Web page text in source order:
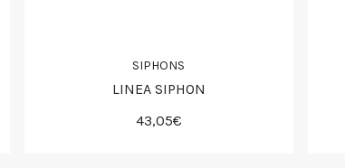
SIPHONS
LINEA SIPHON
43,05€